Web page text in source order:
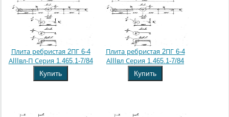
Плита ребристая 2ПГ 6-4
АIIIвл-П Серия 1.465.1-7/84
Купить
Плита ребристая 2ПГ 6-4
АIIIвл Серия 1.465.1-7/84
Купить